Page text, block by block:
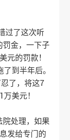
过了这次听
罚金，一下子
元的罚款！
到半年后。
了，将这7
美元！
院处理，如果
发给专门的